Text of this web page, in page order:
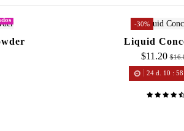
-30%
Liquid
$11.20
24 d. 10 :58